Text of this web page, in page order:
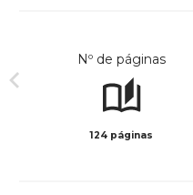
Nº de páginas
124 páginas